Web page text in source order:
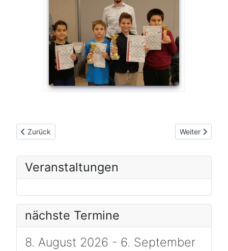
Vorheriger Beitrag: Zwischenrunde Viererpokal
Zurück Nächster
Weiter
Veranstaltungen
nächste Termine
8. August 2026 - 6. September